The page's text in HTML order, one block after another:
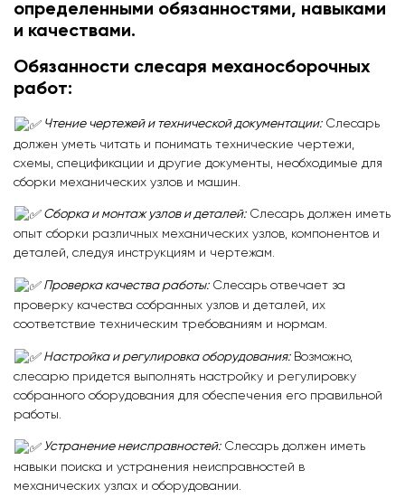
определенными обязанностями, навыками
и качествами.
Обязанности слесаря механосборочных
работ:
Чтение чертежей и технической документации:Слесарь
должен уметь читать и понимать технические чертежи,
схемы, спецификации и другие документы, необходимые для
сборки механических узлов и машин.
Сборка и монтаж узлов и деталей: Слесарь должен иметь
опыт сборки различных механических узлов, компонентов и
деталей, следуя инструкциям и чертежам.
Проверка качества работы:Слесарь отвечает за
проверку качества собранных узлов и деталей, их
соответствие техническим требованиям и нормам.
Настройка и регулировка оборудования:Возможно,
слесарю придется выполнять настройку и регулировку
собранного оборудования для обеспечения его правильной
работы.
Устранение неисправностей: Слесарь должен иметь
навыки поиска и устранения неисправностей в
механических узлах и оборудовании.